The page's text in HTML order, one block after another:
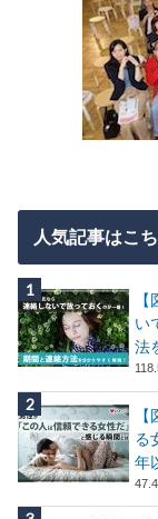
人気記事はこ
い
法
る
年